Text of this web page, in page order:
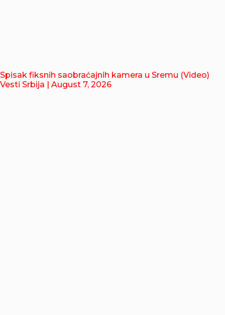
Spisak fiksnih saobraćajnih kamera u Sremu (Video)
Vesti Srbija | August 7, 2026